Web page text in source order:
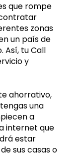
que rompe
zonas
un país de
Así, tu Call
y
ahorrativo,
una
a
internet que
estar
sus casas o